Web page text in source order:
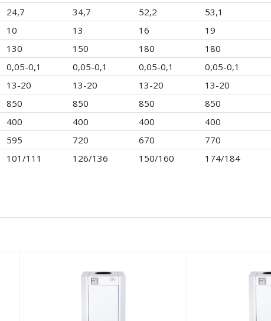
24,7 34,7 52,2 53,1
10 13 16 19
130 150 180 180
0,05-0,1 0,05-0,1 0,05-0,1 0,05-0,1
13-20 13-20 13-20 13-20
850 850 850 850
400 400 400 400
595 720 670 770
101/111 126/136 150/160 174/184